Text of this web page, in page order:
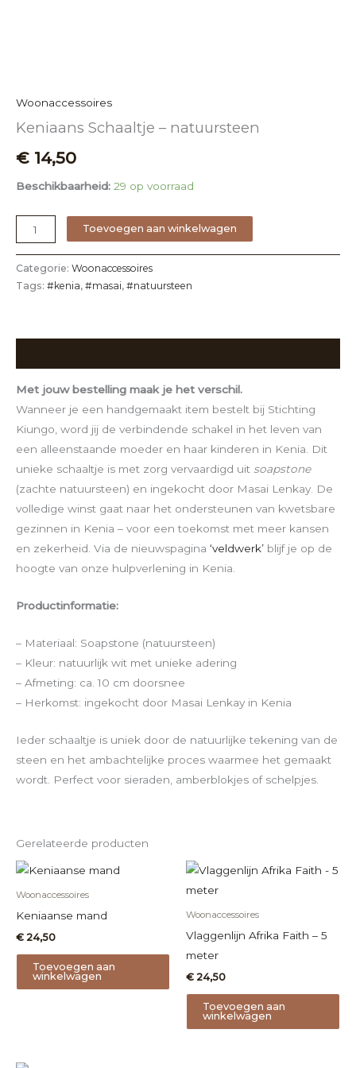
Woonaccessoires
Keniaans Schaaltje – natuursteen
€ 14,50
Beschikbaarheid: 29 op voorraad
Toevoegen aan winkelwagen
Categorie: Woonaccessoires
Tags: #kenia, #masai, #natuursteen
Met jouw bestelling maak je het verschil.
Wanneer je een handgemaakt item bestelt bij Stichting
Kiungo, word jij de verbindende schakel in het leven van
een alleenstaande moeder en haar kinderen in Kenia. Dit
unieke schaaltje is met zorg vervaardigd uit soapstone
(zachte natuursteen) en ingekocht door Masai Lenkay. De
volledige winst gaat naar het ondersteunen van kwetsbare
gezinnen in Kenia – voor een toekomst met meer kansen
en zekerheid. Via de nieuwspagina ‘veldwerk’ blijf je op de
hoogte van onze hulpverlening in Kenia.
Productinformatie:
– Materiaal: Soapstone (natuursteen)
– Kleur: natuurlijk wit met unieke adering
– Afmeting: ca. 10 cm doorsnee
– Herkomst: ingekocht door Masai Lenkay in Kenia
Ieder schaaltje is uniek door de natuurlijke tekening van de
steen en het ambachtelijke proces waarmee het gemaakt
wordt. Perfect voor sieraden, amberblokjes of schelpjes.
Gerelateerde producten
Woonaccessoires
Keniaanse mand
€ 24,50
Toevoegen aan
winkelwagen
Woonaccessoires
Vlaggenlijn Afrika Faith – 5
meter
€ 24,50
Toevoegen aan
winkelwagen